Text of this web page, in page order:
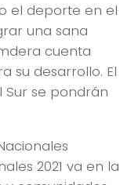
el deporte en el
una sana
cuenta
su desarrollo. El
Sur se pondrán
2021 va en la